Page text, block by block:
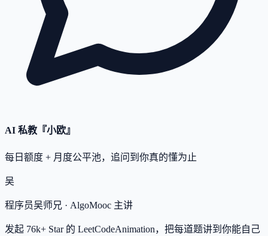
AI 私教『小欧』
每日额度 + 月度公平池，追问到你真的懂为止
吴
程序员吴师兄 · AlgoMooc 主讲
发起 76k+ Star 的 LeetCodeAnimation，把每道题讲到你能自己